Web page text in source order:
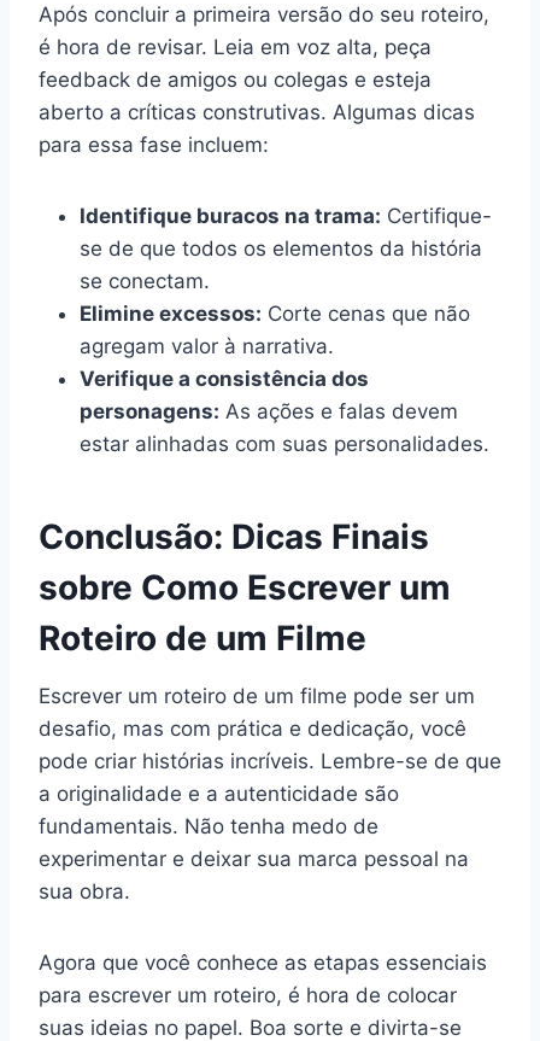
Após concluir a primeira versão do seu roteiro,
é hora de revisar. Leia em voz alta, peça
feedback de amigos ou colegas e esteja
aberto a críticas construtivas. Algumas dicas
para essa fase incluem:
Identifique buracos na trama: Certifique-
se de que todos os elementos da história
se conectam.
Elimine excessos: Corte cenas que não
agregam valor à narrativa.
Verifique a consistência dos
personagens: As ações e falas devem
estar alinhadas com suas personalidades.
Conclusão: Dicas Finais
sobre Como Escrever um
Roteiro de um Filme
Escrever um roteiro de um filme pode ser um
desafio, mas com prática e dedicação, você
pode criar histórias incríveis. Lembre-se de que
a originalidade e a autenticidade são
fundamentais. Não tenha medo de
experimentar e deixar sua marca pessoal na
sua obra.
Agora que você conhece as etapas essenciais
para escrever um roteiro, é hora de colocar
suas ideias no papel. Boa sorte e divirta-se